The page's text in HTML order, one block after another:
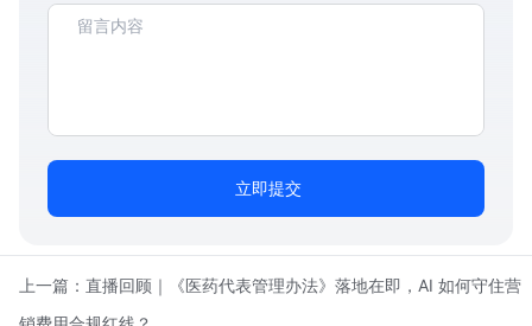
立即提交
上一篇： 直播回顾｜《医药代表管理办法》落地在即，AI 如何守住营